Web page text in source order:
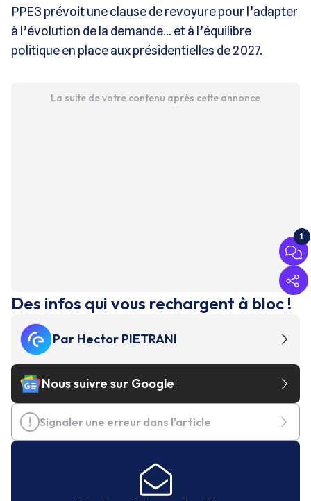
PPE3 prévoit une clause de revoyure pour l’adapter
à l’évolution de la demande… et à l’équilibre
politique en place aux présidentielles de 2027.
La suite de votre contenu après cette annonce
1
Des infos qui vous rechargent à bloc !
Par Hector PIETRANI
Nous suivre sur Google
Signaler une erreur dans l'article